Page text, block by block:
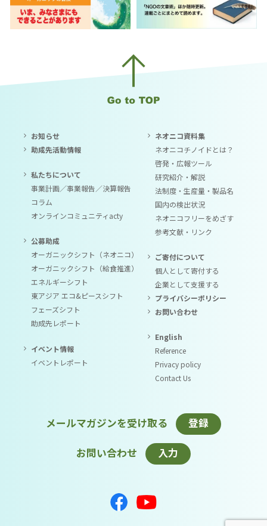
お知らせ
助成先活動情報
私たちについて
事業計画／事業報告／決算報告
コラム
オンラインコミュニティacty
公募助成
オーガニックシフト（ネオニコ）
オーガニックシフト（給食推進）
エネルギーシフト
東アジア エコ&ピースシフト
フェーズシフト
助成先レポート
イベント情報
イベントレポート
ネオニコ資料集
ネオニコチノイドとは？
啓発・広報ツール
研究紹介・解説
法制度・生産量・製品名
国内の検出状況
ネオニコフリーをめざす
参考文献・リンク
ご寄付について
個人として寄付する
企業として支援する
プライバシーポリシー
お問い合わせ
English
Reference
Privacy policy
Contact Us
メールマガジンを受け取る 登録
お問い合わせ 入力